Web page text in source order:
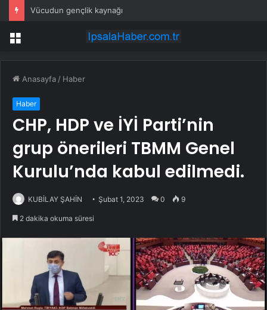
Vücudun gençlik kaynağı
Menü
Anasayfa / Haber
Haber
CHP, HDP ve İYİ Parti’nin
grup önerileri TBMM Genel
Kurulu’nda kabul edilmedi.
KUBİLAY ŞAHİN Şubat 1, 2023 0 9
2 dakika okuma süresi